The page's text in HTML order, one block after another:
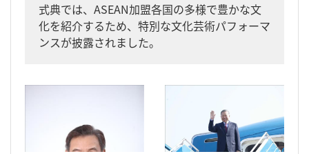
式典では、ASEAN加盟各国の多様で豊かな文
化を紹介するため、特別な文化芸術パフォーマ
ンスが披露されました。